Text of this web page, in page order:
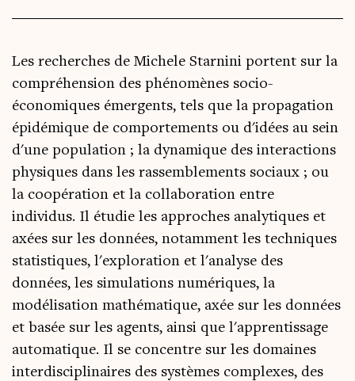
Les recherches de Michele Starnini portent sur la
compréhension des phénomènes socio-
économiques émergents, tels que la propagation
épidémique de comportements ou d'idées au sein
d'une population ; la dynamique des interactions
physiques dans les rassemblements sociaux ; ou
la coopération et la collaboration entre
individus. Il étudie les approches analytiques et
axées sur les données, notamment les techniques
statistiques, l'exploration et l'analyse des
données, les simulations numériques, la
modélisation mathématique, axée sur les données
et basée sur les agents, ainsi que l'apprentissage
automatique. Il se concentre sur les domaines
interdisciplinaires des systèmes complexes, des